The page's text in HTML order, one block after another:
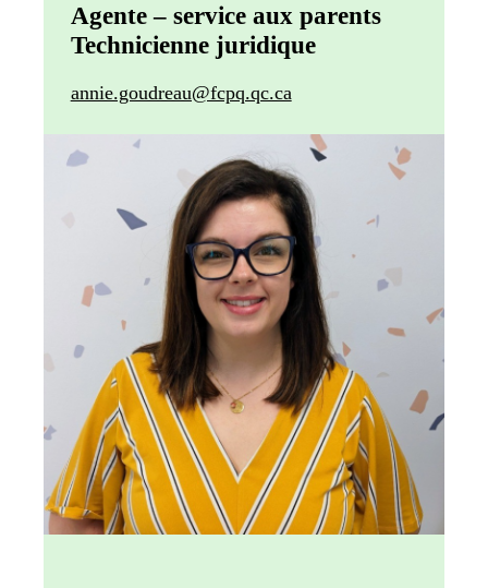
Agente – service aux parents
Technicienne juridique
annie.goudreau@fcpq.qc.ca